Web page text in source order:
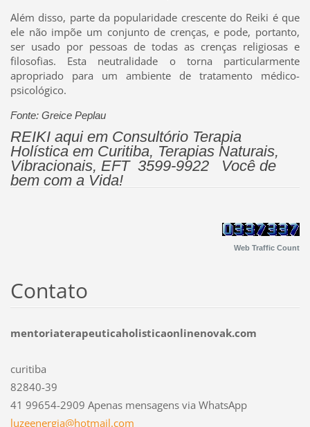
Além disso, parte da popularidade crescente do Reiki é que
ele não impõe um conjunto de crenças, e pode, portanto,
ser usado por pessoas de todas as crenças religiosas e
filosofias. Esta neutralidade o torna particularmente
apropriado para um ambiente de tratamento médico-
psicológico.
Fonte: Greice Peplau
REIKI aqui em Consultório Terapia
Holística em Curitiba, Terapias Naturais,
Vibracionais, EFT 3599-9922 Você de
bem com a Vida!
Web Traffic Count
Contato
mentoriaterapeuticaholisticaonlinenovak.com
curitiba
82840-39
41 99654-2909 Apenas mensagens via WhatsApp
luzeenergia@hotmail.com